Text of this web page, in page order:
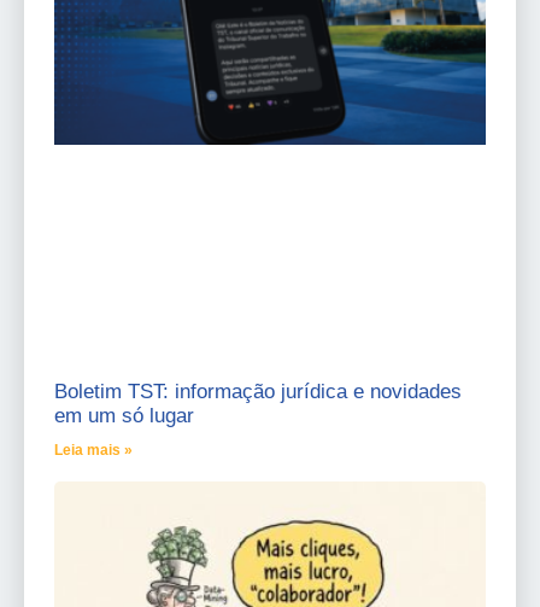
Boletim TST: informação jurídica e novidades
em um só lugar
Leia mais »